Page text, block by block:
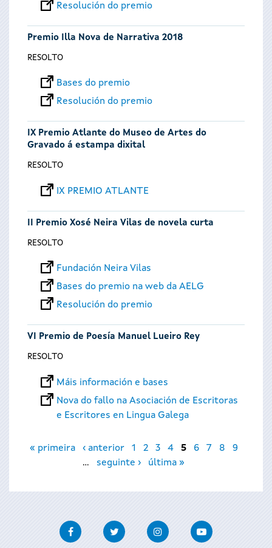
Resolución do premio
Premio Illa Nova de Narrativa 2018
RESOLTO
Bases do premio
Resolución do premio
IX Premio Atlante do Museo de Artes do
Gravado á estampa dixital
RESOLTO
IX PREMIO ATLANTE
II Premio Xosé Neira Vilas de novela curta
RESOLTO
Fundación Neira Vilas
Bases do premio na web da AELG
Resolución do premio
VI Premio de Poesía Manuel Lueiro Rey
RESOLTO
Máis información e bases
Nova do fallo na Asociación de Escritoras
e Escritores en Lingua Galega
Páxinas
« primeira ‹ anterior 1 2 3 4 5 6 7 8
9
…
seguinte › última »
FacebookTwitter InstagramYoutube